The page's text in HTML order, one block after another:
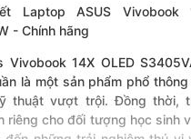
Laptop ASUS Vivobook
- Chính hãng
Vivobook 14X OLED
là một sản phẩm phổ
thuật vượt trội. Đồng thời,
riêng cho đối tượng học sinh